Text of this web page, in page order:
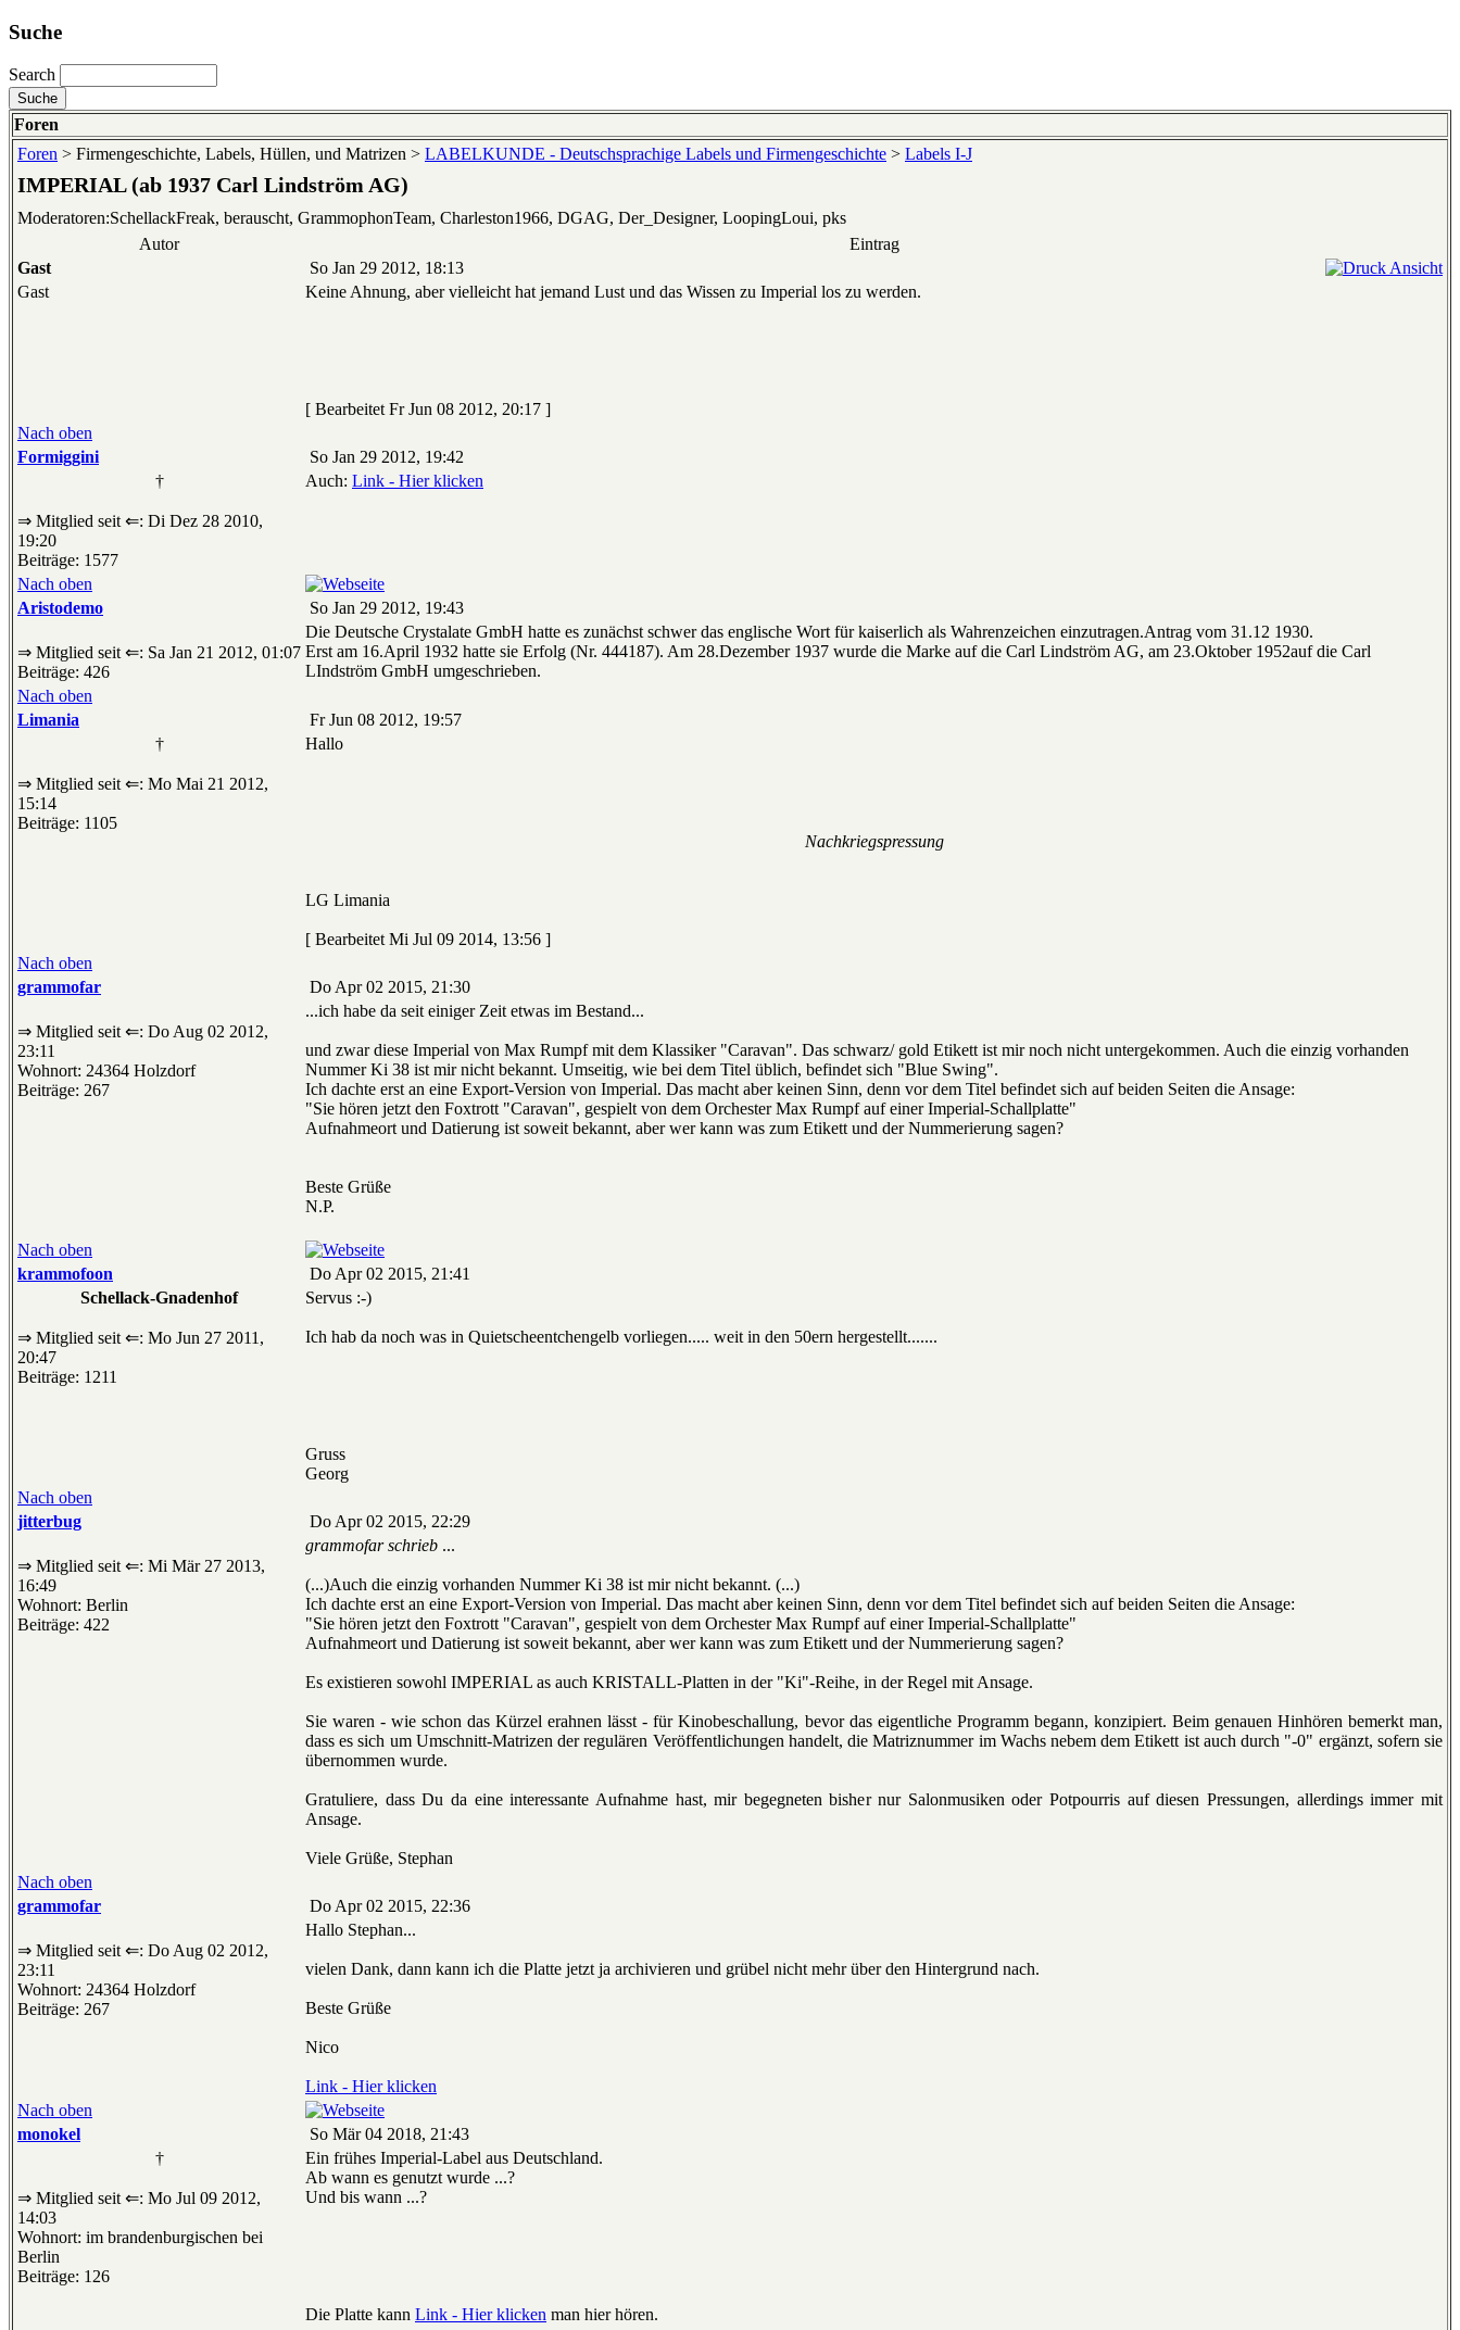
Suche
Search
Foren
Foren > Firmengeschichte, Labels, Hüllen, und Matrizen > LABELKUNDE - Deutschsprachige Labels und Firmengeschichte > Labels I-J
IMPERIAL (ab 1937 Carl Lindström AG)
Moderatoren:SchellackFreak, berauscht, GrammophonTeam, Charleston1966, DGAG, Der_Designer, LoopingLoui, pks
Autor
Eintrag
Gast
So Jan 29 2012, 18:13
Gast
Keine Ahnung, aber vielleicht hat jemand Lust und das Wissen zu Imperial los zu werden.
[ Bearbeitet Fr Jun 08 2012, 20:17 ]
Nach oben
Formiggini
So Jan 29 2012, 19:42
†
⇒ Mitglied seit ⇐: Di Dez 28 2010,
19:20
Beiträge: 1577
Auch: Link - Hier klicken
Nach oben
Aristodemo
So Jan 29 2012, 19:43
⇒ Mitglied seit ⇐: Sa Jan 21 2012, 01:07
Beiträge: 426
Die Deutsche Crystalate GmbH hatte es zunächst schwer das englische Wort für kaiserlich als Wahrenzeichen einzutragen.Antrag vom 31.12 1930.
Erst am 16.April 1932 hatte sie Erfolg (Nr. 444187). Am 28.Dezember 1937 wurde die Marke auf die Carl Lindström AG, am 23.Oktober 1952auf die Carl
LIndström GmbH umgeschrieben.
Nach oben
Limania
Fr Jun 08 2012, 19:57
†
⇒ Mitglied seit ⇐: Mo Mai 21 2012,
15:14
Beiträge: 1105
Hallo
Nachkriegspressung
LG Limania
[ Bearbeitet Mi Jul 09 2014, 13:56 ]
Nach oben
grammofar
Do Apr 02 2015, 21:30
⇒ Mitglied seit ⇐: Do Aug 02 2012,
23:11
Wohnort: 24364 Holzdorf
Beiträge: 267
...ich habe da seit einiger Zeit etwas im Bestand...
und zwar diese Imperial von Max Rumpf mit dem Klassiker "Caravan". Das schwarz/ gold Etikett ist mir noch nicht untergekommen. Auch die einzig vorhanden
Nummer Ki 38 ist mir nicht bekannt. Umseitig, wie bei dem Titel üblich, befindet sich "Blue Swing".
Ich dachte erst an eine Export-Version von Imperial. Das macht aber keinen Sinn, denn vor dem Titel befindet sich auf beiden Seiten die Ansage:
"Sie hören jetzt den Foxtrott "Caravan", gespielt von dem Orchester Max Rumpf auf einer Imperial-Schallplatte"
Aufnahmeort und Datierung ist soweit bekannt, aber wer kann was zum Etikett und der Nummerierung sagen?
Beste Grüße
N.P.
Nach oben
krammofoon
Do Apr 02 2015, 21:41
Schellack-Gnadenhof
⇒ Mitglied seit ⇐: Mo Jun 27 2011,
20:47
Beiträge: 1211
Servus :-)
Ich hab da noch was in Quietscheentchengelb vorliegen..... weit in den 50ern hergestellt.......
Gruss
Georg
Nach oben
jitterbug
Do Apr 02 2015, 22:29
⇒ Mitglied seit ⇐: Mi Mär 27 2013,
16:49
Wohnort: Berlin
Beiträge: 422
grammofar schrieb ...
(...)Auch die einzig vorhanden Nummer Ki 38 ist mir nicht bekannt. (...)
Ich dachte erst an eine Export-Version von Imperial. Das macht aber keinen Sinn, denn vor dem Titel befindet sich auf beiden Seiten die Ansage:
"Sie hören jetzt den Foxtrott "Caravan", gespielt von dem Orchester Max Rumpf auf einer Imperial-Schallplatte"
Aufnahmeort und Datierung ist soweit bekannt, aber wer kann was zum Etikett und der Nummerierung sagen?
Es existieren sowohl IMPERIAL as auch KRISTALL-Platten in der "Ki"-Reihe, in der Regel mit Ansage.
Sie waren - wie schon das Kürzel erahnen lässt - für Kinobeschallung, bevor das eigentliche Programm begann, konzipiert. Beim genauen Hinhören bemerkt man,
dass es sich um Umschnitt-Matrizen der regulären Veröffentlichungen handelt, die Matriznummer im Wachs nebem dem Etikett ist auch durch "-0" ergänzt, sofern sie
übernommen wurde.
Gratuliere, dass Du da eine interessante Aufnahme hast, mir begegneten bisher nur Salonmusiken oder Potpourris auf diesen Pressungen, allerdings immer mit
Ansage.
Viele Grüße, Stephan
Nach oben
grammofar
Do Apr 02 2015, 22:36
⇒ Mitglied seit ⇐: Do Aug 02 2012,
23:11
Wohnort: 24364 Holzdorf
Beiträge: 267
Hallo Stephan...
vielen Dank, dann kann ich die Platte jetzt ja archivieren und grübel nicht mehr über den Hintergrund nach.
Beste Grüße
Nico
Link - Hier klicken
Nach oben
monokel
So Mär 04 2018, 21:43
†
⇒ Mitglied seit ⇐: Mo Jul 09 2012,
14:03
Wohnort: im brandenburgischen bei
Berlin
Beiträge: 126
Ein frühes Imperial-Label aus Deutschland.
Ab wann es genutzt wurde ...?
Und bis wann ...?
Die Platte kann Link - Hier klicken man hier hören.